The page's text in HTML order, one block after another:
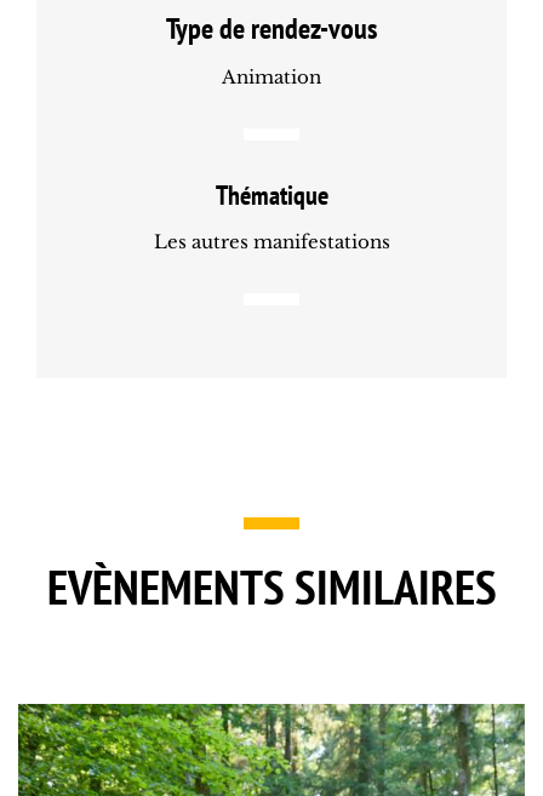
Type de rendez-vous
Animation
Thématique
Les autres manifestations
EVÈNEMENTS SIMILAIRES